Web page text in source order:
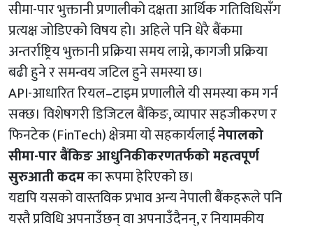
सीमा-पार भुक्तानी प्रणालीको दक्षता आर्थिक गतिविधिसँग
प्रत्यक्ष जोडिएको विषय हो। अहिले पनि धेरै बैंकमा
अन्तर्राष्ट्रिय भुक्तानी प्रक्रिया समय लाग्ने, कागजी प्रक्रिया
बढी हुने र समन्वय जटिल हुने समस्या छ।
API-आधारित रियल–टाइम प्रणालीले यी समस्या कम गर्न
सक्छ। विशेषगरी डिजिटल बैंकिङ, व्यापार सहजीकरण र
फिनटेक (FinTech) क्षेत्रमा यो सहकार्यलाईनेपालको
सीमा-पार बैंकिङ आधुनिकीकरणतर्फको महत्वपूर्ण
सुरुआती कदमका रूपमा हेरिएको छ।
यद्यपि यसको वास्तविक प्रभाव अन्य नेपाली बैंकहरूले पनि
यस्तै प्रविधि अपनाउँछन् वा अपनाउँदैनन्, र नियामकीय